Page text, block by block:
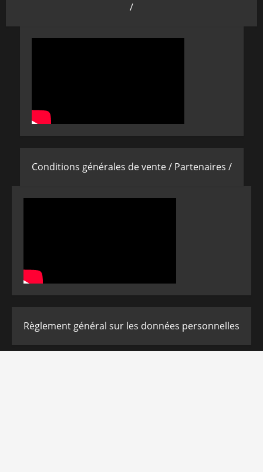
/
Conditions générales de vente / Partenaires /
Règlement général sur les données personnelles